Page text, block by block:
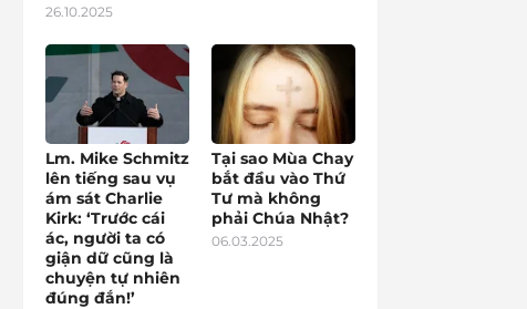
26.10.2025
Lm. Mike Schmitz
lên tiếng sau vụ
ám sát Charlie
Kirk: ‘Trước cái
ác, người ta có
giận dữ cũng là
chuyện tự nhiên
đúng đắn!’
Tại sao Mùa Chay
bắt đầu vào Thứ
Tư mà không
phải Chúa Nhật?
06.03.2025